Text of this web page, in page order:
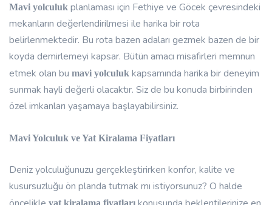
Mavi yolculuk planlaması için Fethiye ve Göcek çevresindeki
mekanların değerlendirilmesi ile harika bir rota
belirlenmektedir. Bu rota bazen adaları gezmek bazen de bir
koyda demirlemeyi kapsar. Bütün amacı misafirleri memnun
etmek olan bu mavi yolculuk kapsamında harika bir deneyim
sunmak hayli değerli olacaktır. Siz de bu konuda birbirinden
özel imkanları yaşamaya başlayabilirsiniz.
Mavi Yolculuk ve Yat Kiralama Fiyatları
Deniz yolculuğunuzu gerçekleştirirken konfor, kalite ve
kusursuzluğu ön planda tutmak mı istiyorsunuz? O halde